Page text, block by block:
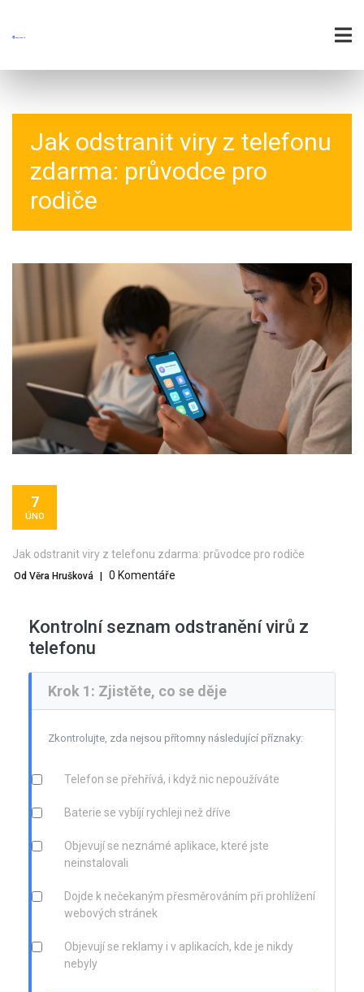
Jak odstranit viry z telefonu
zdarma: průvodce pro
rodiče
7
ÚNO
Jak odstranit viry z telefonu zdarma: průvodce pro rodiče
Od Věra Hrušková 0 Komentáře
Kontrolní seznam odstranění virů z
telefonu
Krok 1: Zjistěte, co se děje
Zkontrolujte, zda nejsou přítomny následující příznaky:
Telefon se přehřívá, i když nic nepoužíváte
Baterie se vybíjí rychleji než dříve
Objevují se neznámé aplikace, které jste
neinstalovali
Dojde k nečekaným přesměrováním při prohlížení
webových stránek
Objevují se reklamy i v aplikacích, kde je nikdy
nebyly